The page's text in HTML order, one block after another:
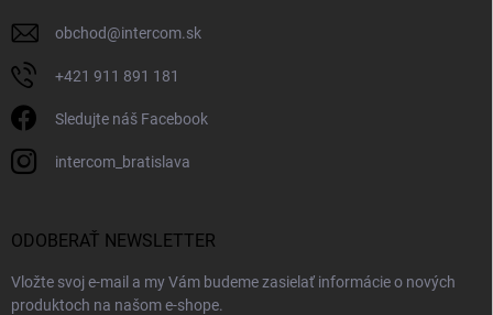
obchod@intercom.sk
+421 911 891 181
Sledujte náš Facebook
intercom_bratislava
ODOBERAŤ NEWSLETTER
Vložte svoj e-mail a my Vám budeme zasielať informácie o nových
produktoch na našom e-shope.